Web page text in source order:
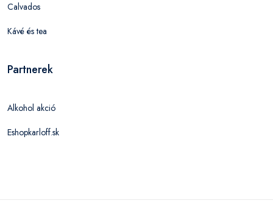
Calvados
Kávé és tea
Partnerek
Alkohol akció
Eshopkarloff.sk